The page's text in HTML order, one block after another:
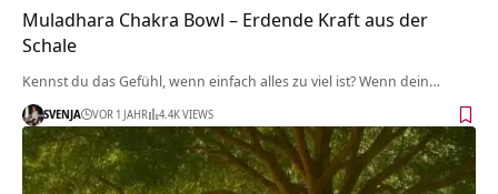
Muladhara Chakra Bowl – Erdende Kraft aus der
Schale
Kennst du das Gefühl, wenn einfach alles zu viel ist? Wenn dein…
SVENJA VOR 1 JAHR 4.4K VIEWS